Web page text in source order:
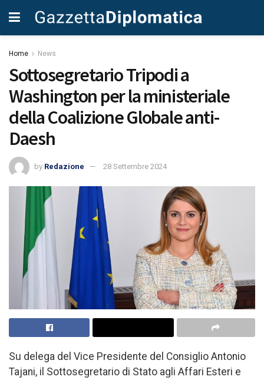
Home News
Sottosegretario Tripodi a
Washington per la ministeriale
della Coalizione Globale anti-
Daesh
by Redazione 28 Settembre 2024
Su delega del Vice Presidente del Consiglio Antonio
Tajani, il Sottosegretario di Stato agli Affari Esteri e